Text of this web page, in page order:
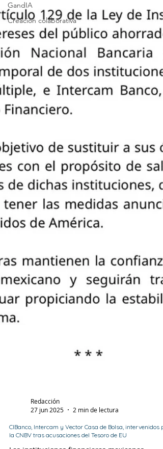
GandIA
Creación colaborativa
Redacción
27 jun 2025
2 min de lectura